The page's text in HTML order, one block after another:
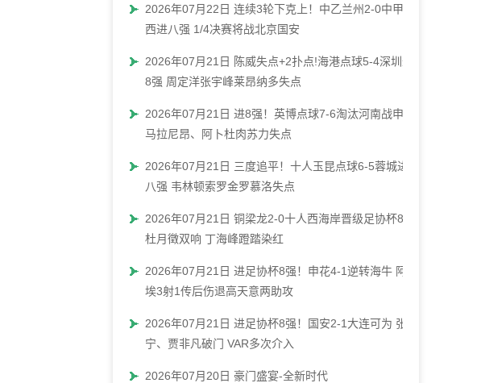
2026年07月22日 连续3轮下克上！中乙兰州2-0中甲陕
西进八强 1/4决赛将战北京国安
2026年07月21日 陈威失点+2扑点!海港点球5-4深圳进
8强 周定洋张宇峰莱昂纳多失点
2026年07月21日 进8强！英博点球7-6淘汰河南战申花
马拉尼昂、阿卜杜肉苏力失点
2026年07月21日 三度追平！十人玉昆点球6-5蓉城进
八强 韦林顿索罗金罗慕洛失点
2026年07月21日 铜梁龙2-0十人西海岸晋级足协杯8强
杜月徵双响 丁海峰蹬踏染红
2026年07月21日 进足协杯8强！申花4-1逆转海牛 阿苏
埃3射1传后伤退高天意两助攻
2026年07月21日 进足协杯8强！国安2-1大连可为 张玉
宁、贾非凡破门 VAR多次介入
2026年07月20日 豪门盛宴-全新时代